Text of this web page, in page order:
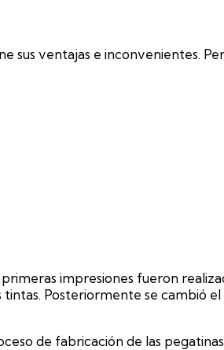
sus ventajas e inconvenientes.
impresiones fueron
tintas. Posteriormente se cambió
de fabricación de las